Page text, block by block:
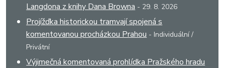
Langdona z knihy Dana Browna - 29. 8. 2026
Projížďka historickou tramvají spojená s
komentovanou procházkou Prahou - Individuální /
Privátní
Výjimečná komentovaná prohlídka Pražského hradu